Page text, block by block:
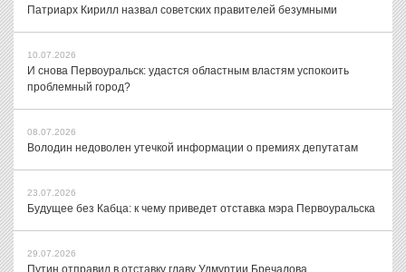
Патриарх Кирилл назвал советских правителей безумными
10.07.2026
И снова Первоуральск: удастся областным властям успокоить
проблемный город?
08.07.2026
Володин недоволен утечкой информации о премиях депутатам
23.07.2026
Будущее без Кабца: к чему приведет отставка мэра Первоуральска
29.07.2026
Путин отправил в отставку главу Удмуртии Бречалова